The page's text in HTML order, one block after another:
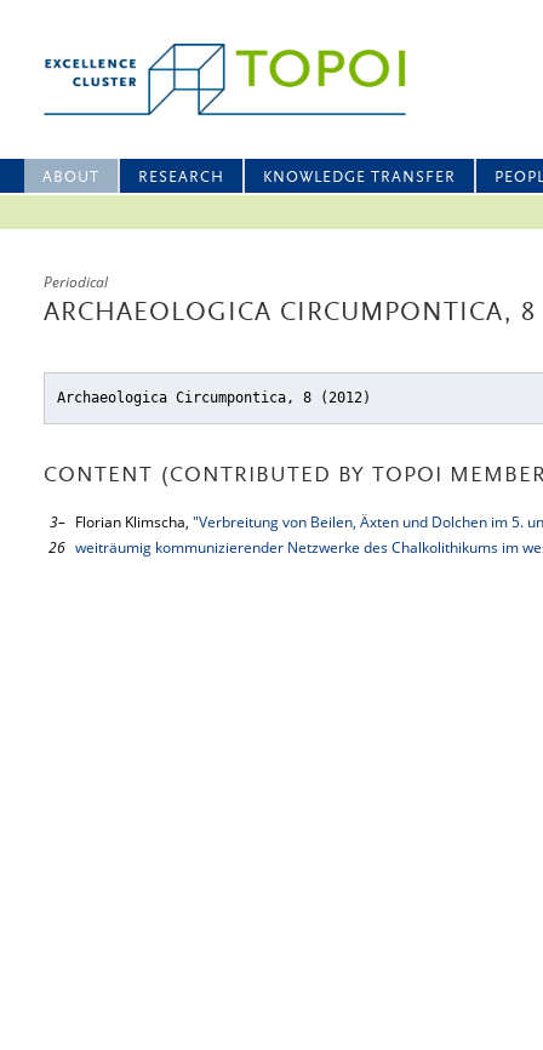
ABOUT RESEARCH KNOWLEDGE TRANSFER
Periodical
ARCHAEOLOGICA CIRCUMPONTICA, 8
Archaeologica Circumpontica, 8 (2012)
CONTENT (CONTRIBUTED BY TOPOI
3–
26
Florian Klimscha, "Verbreitung von Beilen, Äxten und Dolchen im 5.
weiträumig kommunizierender Netzwerke des Chalkolithikums im